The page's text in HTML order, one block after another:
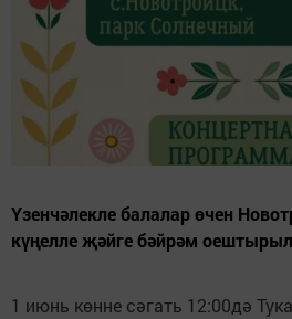
Үзенчәлекле балалар өчен
күңелле җәйге бәйрәм
1 июнь көнне сәгать 12:00дә